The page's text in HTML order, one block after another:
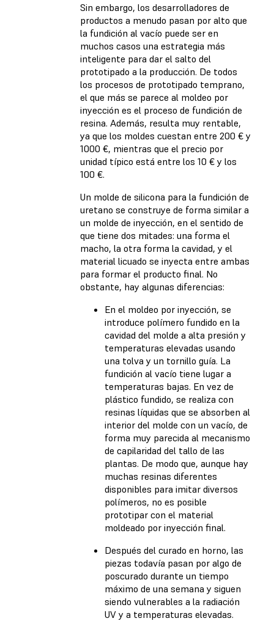
Sin embargo, los desarrolladores de
productos a menudo pasan por alto que
la fundición al vacío puede ser en
muchos casos una estrategia más
inteligente para dar el salto del
prototipado a la producción. De todos
los procesos de prototipado temprano,
el que más se parece al moldeo por
inyección es el proceso de fundición de
resina. Además, resulta muy rentable,
ya que los moldes cuestan entre 200 € y
1000 €, mientras que el precio por
unidad típico está entre los 10 € y los
100 €.
Un molde de silicona para la fundición de
uretano se construye de forma similar a
un molde de inyección, en el sentido de
que tiene dos mitades: una forma el
macho, la otra forma la cavidad, y el
material licuado se inyecta entre ambas
para formar el producto final. No
obstante, hay algunas diferencias:
En el moldeo por inyección, se
introduce polímero fundido en la
cavidad del molde a alta presión y
temperaturas elevadas usando
una tolva y un tornillo guía. La
fundición al vacío tiene lugar a
temperaturas bajas. En vez de
plástico fundido, se realiza con
resinas líquidas que se absorben al
interior del molde con un vacío, de
forma muy parecida al mecanismo
de capilaridad del tallo de las
plantas. De modo que, aunque hay
muchas resinas diferentes
disponibles para imitar diversos
polímeros, no es posible
prototipar con el material
moldeado por inyección final.
Después del curado en horno, las
piezas todavía pasan por algo de
poscurado durante un tiempo
máximo de una semana y siguen
siendo vulnerables a la radiación
UV y a temperaturas elevadas.